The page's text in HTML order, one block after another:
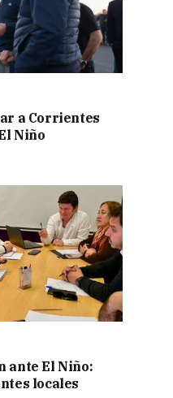
a Corrientes
Niño
ante El Niño:
locales